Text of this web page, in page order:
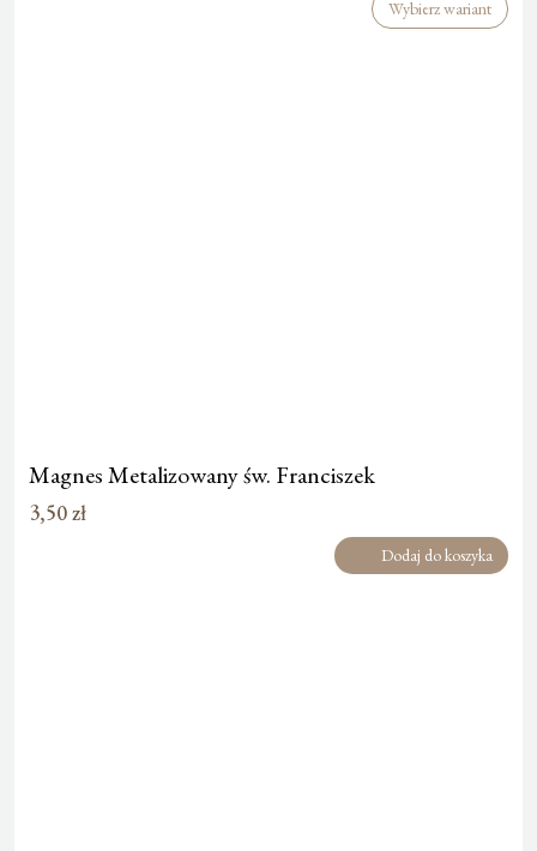
Wybierz wariant
Magnes Metalizowany św. Franciszek
3,50zł
Dodaj do koszyka